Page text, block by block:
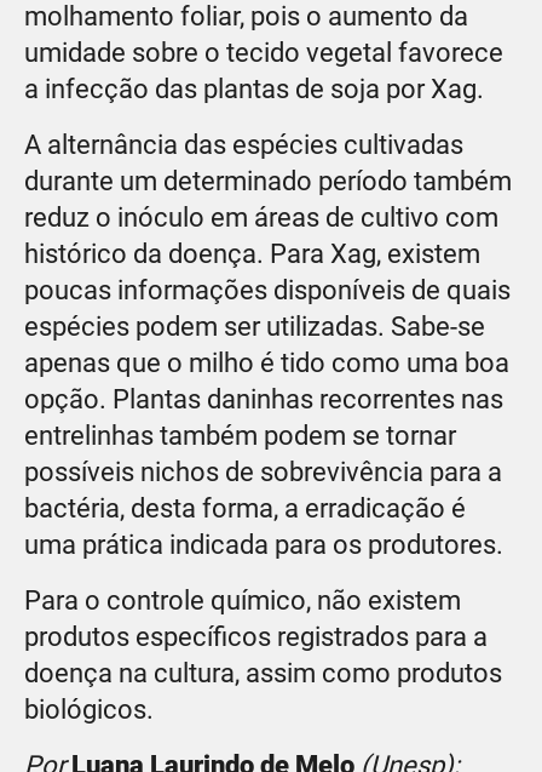
molhamento foliar, pois o aumento da
umidade sobre o tecido vegetal favorece
a infecção das plantas de soja por Xag.
A alternância das espécies cultivadas
durante um determinado período também
reduz o inóculo em áreas de cultivo com
histórico da doença. Para Xag, existem
poucas informações disponíveis de quais
espécies podem ser utilizadas. Sabe-se
apenas que o milho é tido como uma boa
opção. Plantas daninhas recorrentes nas
entrelinhas também podem se tornar
possíveis nichos de sobrevivência para a
bactéria, desta forma, a erradicação é
uma prática indicada para os produtores.
Para o controle químico, não existem
produtos específicos registrados para a
doença na cultura, assim como produtos
biológicos.
Por Luana Laurindo de Melo (Unesp);